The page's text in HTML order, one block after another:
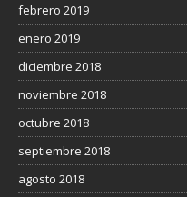
febrero 2019
enero 2019
diciembre 2018
noviembre 2018
octubre 2018
septiembre 2018
agosto 2018